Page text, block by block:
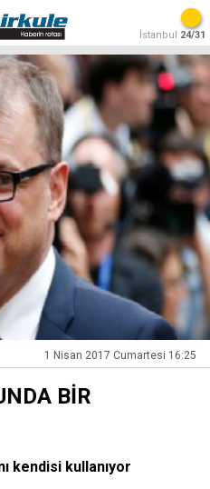
İstanbul 24/31
1 Nisan 2017 Cumartesi 16:25
BİR
kendisi kullanıyor